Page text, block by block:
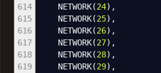
614
615
616
617
618
619
NETWORK(24) ,
NETWORK(25) ,
NETWORK(26) ,
NETWORK(27) ,
NETWORK(28) ,
NETWORK(29) ,